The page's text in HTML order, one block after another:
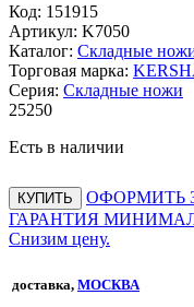
Код: 151915
Артикул: K7050
Каталог: Складные
Торговая марка:
Серия: Складные ножи
25250
Есть в наличии
КУПИТЬ
ОФОРМИТЬ
ГАРАНТИЯ
Снизим цену.
доставка, МОСКВА